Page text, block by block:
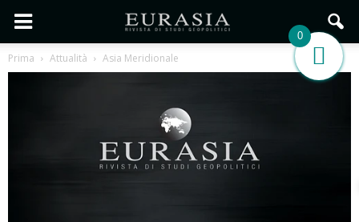
Prima Attualità Asia Meridionale
0